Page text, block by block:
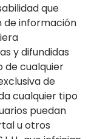
que
de información
y difundidas
de cualquier
de
cualquier tipo
puedan
u otros